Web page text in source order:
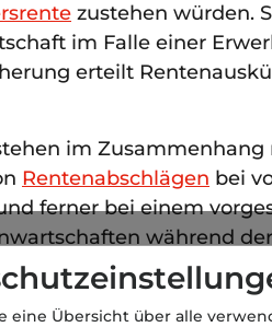
zustehen würden.
im Falle einer
erteilt
im
Rentenabschlägen bei
ferner bei einem
während
eine Übersicht über alle